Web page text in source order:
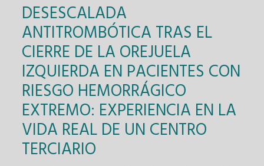
DESESCALADA
ANTITROMBÓTICA TRAS EL
CIERRE DE LA OREJUELA
IZQUIERDA EN PACIENTES CON
RIESGO HEMORRÁGICO
EXTREMO: EXPERIENCIA EN LA
VIDA REAL DE UN CENTRO
TERCIARIO